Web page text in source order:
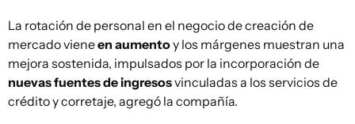
La rotación de personal en el negocio de creación de
mercado vieneen aumentoy los márgenes muestran una
mejora sostenida, impulsados por la incorporación de
nuevas fuentes de ingresosvinculadas a los servicios de
crédito y corretaje, agregó la compañía.